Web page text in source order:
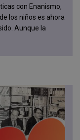
con Enanismo,
los niños es ahora
Aunque la